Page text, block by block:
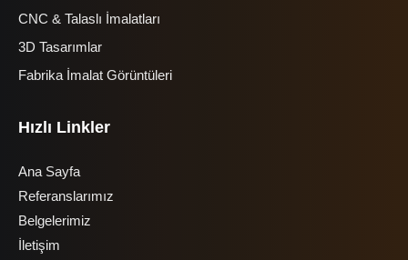
CNC & Talaslı İmalatları
3D Tasarımlar
Fabrika İmalat Görüntüleri
Hızlı Linkler
Ana Sayfa
Referanslarımız
Belgelerimiz
İletişim